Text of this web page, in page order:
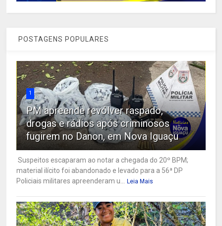
POSTAGENS POPULARES
1
PM apreende revólver raspado,
drogas e rádios após criminosos
fugirem no Danon, em Nova Iguaçu
Suspeitos escaparam ao notar a chegada do 20º BPM;
material ilícito foi abandonado e levado para a 56ª DP
Policiais militares apreenderam u...
Leia Mais